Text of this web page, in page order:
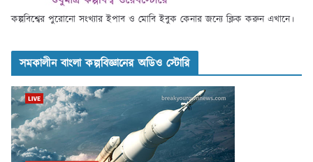
কল্পবিশ্বের পুরোনো সংখ্যার ইপাব ও মোবি ইবুক কেনার জন্যে ক্লিক করুন এখানে।
সমকালীন বাংলা কল্পবিজ্ঞানের অডিও স্টোরি